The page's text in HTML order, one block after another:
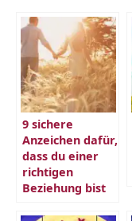
9 sichere
Anzeichen dafür,
dass du einer
richtigen
Beziehung bist